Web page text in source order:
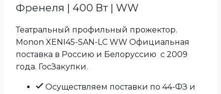
Френеля | 400 Вт | WW
Театральный профильный прожектор.
Monon XENI45-SAN-LC WW Официальная
поставка в Россию и Белоруссию с 2009
года. ГосЗакупки.
Осуществляем поставки по 44-ФЗ и